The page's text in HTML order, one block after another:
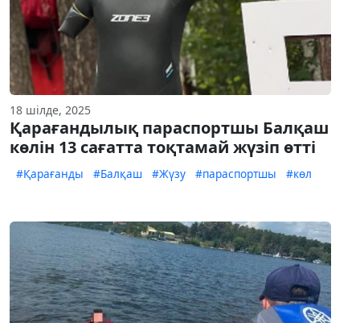
18 шілде, 2025
Қарағандылық параспортшы Балқаш
көлін 13 сағатта тоқтамай жүзіп өтті
#Қарағанды #Балқаш #Жүзу #параспортшы #көл